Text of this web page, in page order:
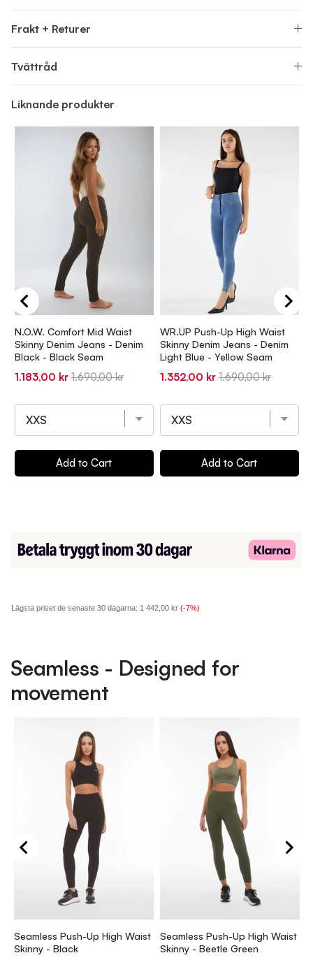
Frakt + Returer
Tvättråd
Liknande produkter
N.O.W. Comfort Mid Waist
Skinny Denim Jeans - Denim
Black - Black Seam
Sale
1.183,00 krOriginal
1.690,00 kr
Add to Cart
WR.UP Push-Up High Waist
Skinny Denim Jeans - Denim
Light Blue - Yellow Seam
Sale
1.352,00 krOriginal
1.690,00 kr
Add to Cart
Lägsta priset de senaste 30 dagarna: 1 442,00 kr (-7%)
Seamless - Designed for
movement
Seamless Push-Up High Waist
Skinny - Black
Seamless Push-Up High Waist
Skinny - Beetle Green